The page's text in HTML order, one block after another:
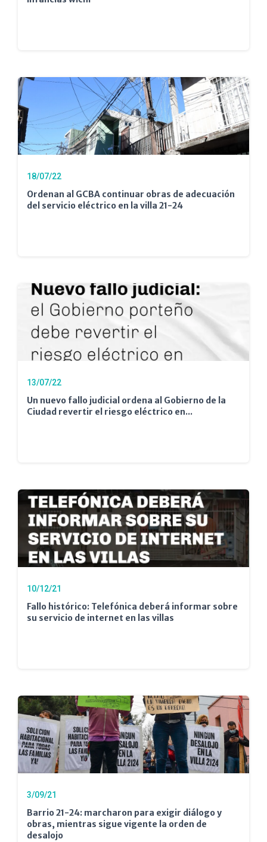
18/07/22
Ordenan al GCBA continuar obras de adecuación
del servicio eléctrico en la villa 21-24
13/07/22
Un nuevo fallo judicial ordena al Gobierno de la
Ciudad revertir el riesgo eléctrico en...
10/12/21
Fallo histórico: Telefónica deberá informar sobre
su servicio de internet en las villas
3/09/21
Barrio 21-24: marcharon para exigir diálogo y
obras, mientras sigue vigente la orden de
desalojo